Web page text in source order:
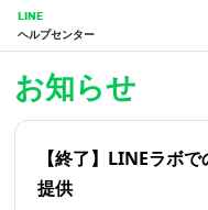
LINE
ヘルプセンター
お知らせ
【終了】LINEラボ
提供